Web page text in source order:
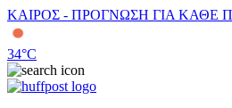
ΚΑΙΡΟΣ - ΠΡΟΓΝΩΣΗ ΓΙΑ ΚΑΘΕ
34°C